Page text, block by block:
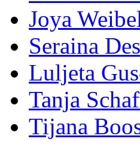
Joya
Seraina
Luljeta
Tanja
Tijana